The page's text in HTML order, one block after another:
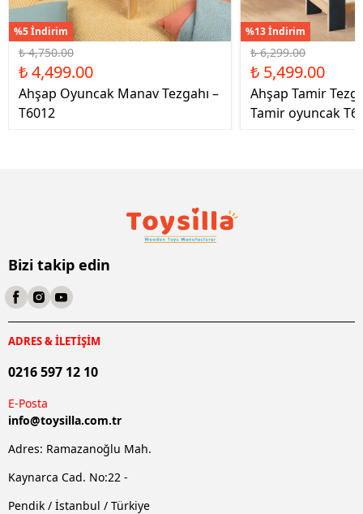
%5 İndirim
₺ 4,750.00
₺ 4,499.00
Ahşap Oyuncak Manav Tezgahı –
T6012
%13 İndirim
₺ 6,299.00
₺ 5,499.00
Ahşap Tamir
Tamir oyuncak
Bizi takip edin
ADRES & İLETİŞİM
0216 597 12 10
E-Posta
info@toysilla.com.tr
Adres: Ramazanoğlu Mah.
Kaynarca Cad. No:22 -
Pendik / İstanbul / Türkiye